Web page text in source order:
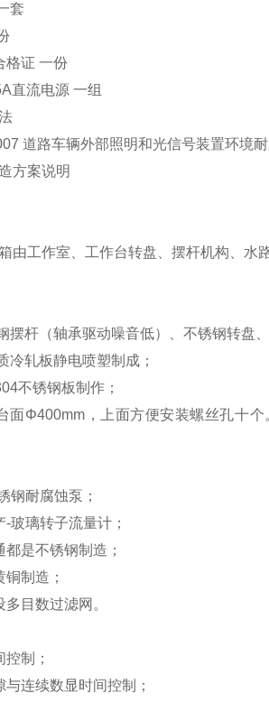
套
格证 一份
直流电源 一组
道路车辆外部照明和光信号装置环境
方案说明
由工作室、工作台转盘、摆杆机构、
摆杆（轴承驱动噪音低）、不锈钢转盘
冷轧板静电喷塑制成；
不锈钢板制作；
面Φ400mm，上面方便安装螺丝孔十
钢耐腐蚀泵；
玻璃转子流量计；
是不锈钢制造；
制造；
目数过滤网。
制；
连续数显时间控制；